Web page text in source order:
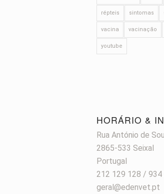
répteis sintomas
vacina vacinação
youtube
HORÁRIO &
Rua António de
2865-533 Seixal
Portugal
212 129 128 / 934
geral@edenvet.pt